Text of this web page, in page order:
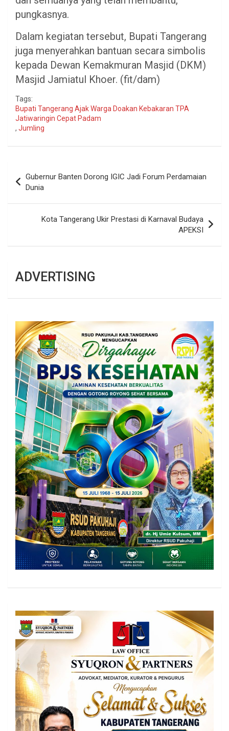
pungkasnya.
Dalam kegiatan tersebut, Bupati Tangerang
juga menyerahkan bantuan secara simbolis
kepada Dewan Kemakmuran Masjid (DKM)
Masjid Jamiatul Khoer. (fit/dam)
Tags:
Bupati Tangerang Ajak Warga Doakan Kebakaran TPA
Jatiwaringin Cepat Padam
, Jumling
pos
Gubernur Banten Dorong IGIC Jadi Forum Perdamaian
Dunia
Kota Tangerang Ukir Prestasi di Karnaval Budaya
APEKSI
ADVERTISING